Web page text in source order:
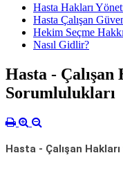
Hasta Hakları
Hasta Çalışan
Hekim Seçme Hakkı
Nasıl Gidlir?
Hasta - Çalışan
Sorumlulukları
Hasta - Çalışan